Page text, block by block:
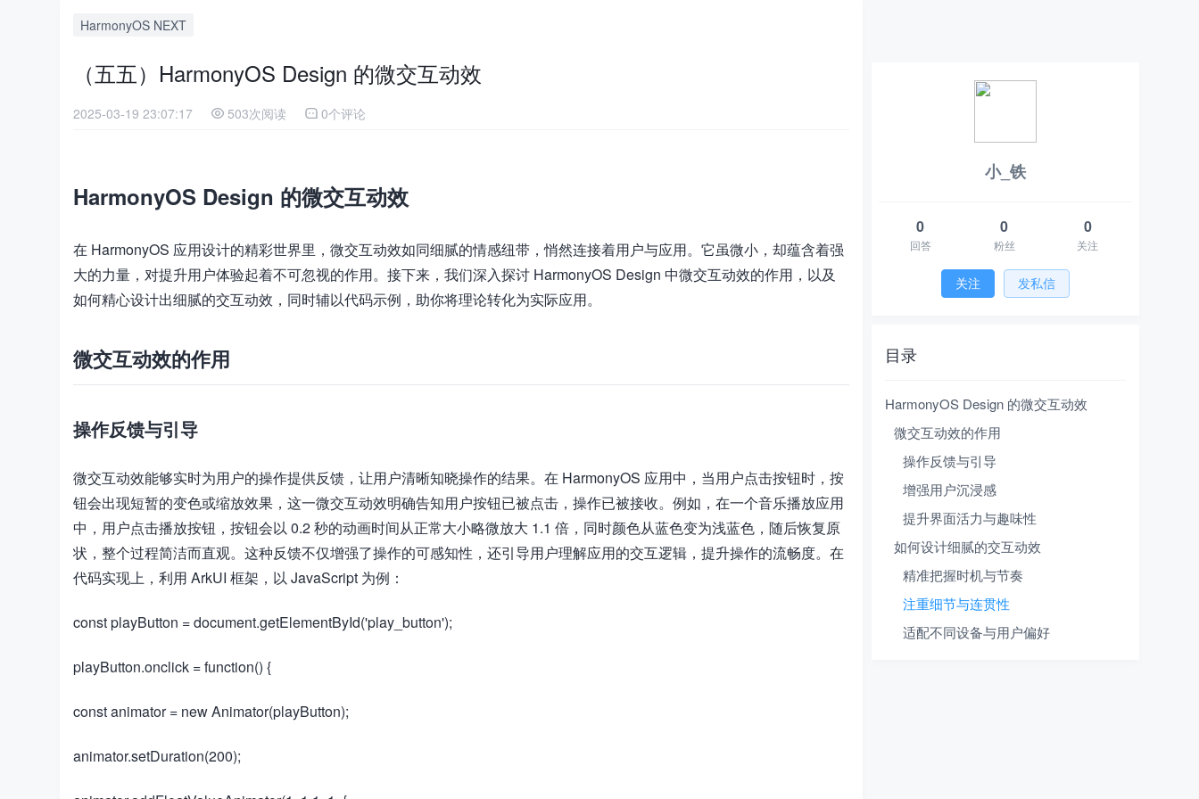
HarmonyOS NEXT
（五五）HarmonyOS Design 的微交互动效
2025-03-19 23:07:17 503次阅读 0个评论
HarmonyOS Design 的微交互动效
在 HarmonyOS 应用设计的精彩世界里，微交互动效如同细腻的情感纽带，悄然连接着用户与应用。它虽微小，却蕴含着强
大的力量，对提升用户体验起着不可忽视的作用。接下来，我们深入探讨 HarmonyOS Design 中微交互动效的作用，以及
如何精心设计出细腻的交互动效，同时辅以代码示例，助你将理论转化为实际应用。
微交互动效的作用
操作反馈与引导
微交互动效能够实时为用户的操作提供反馈，让用户清晰知晓操作的结果。在 HarmonyOS 应用中，当用户点击按钮时，按
钮会出现短暂的变色或缩放效果，这一微交互动效明确告知用户按钮已被点击，操作已被接收。例如，在一个音乐播放应用
中，用户点击播放按钮，按钮会以 0.2 秒的动画时间从正常大小略微放大 1.1 倍，同时颜色从蓝色变为浅蓝色，随后恢复原
状，整个过程简洁而直观。这种反馈不仅增强了操作的可感知性，还引导用户理解应用的交互逻辑，提升操作的流畅度。在
代码实现上，利用 ArkUI 框架，以 JavaScript 为例：
​​const playButton = document.getElementById('play_button');​​
​​playButton.onclick = function() {​​
​​const animator = new Animator(playButton);​​
​​animator.setDuration(200);​​
小_铁
0
回答
0
粉丝
0
关注
关注 发私信
目录
HarmonyOS Design 的微交互动效
微交互动效的作用
操作反馈与引导
增强用户沉浸感
提升界面活力与趣味性
如何设计细腻的交互动效
精准把握时机与节奏
注重细节与连贯性
适配不同设备与用户偏好